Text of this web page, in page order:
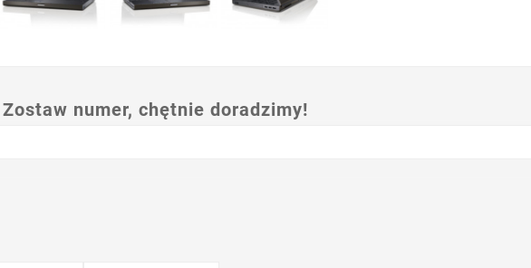
numer, chętnie doradzimy!